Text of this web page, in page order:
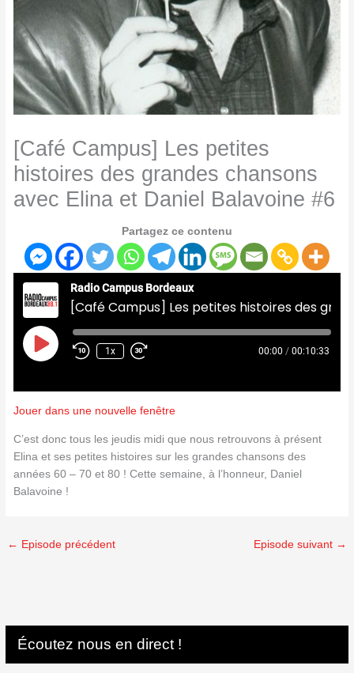
[Café Campus] Les petites
histoires des grandes chansons
avec Elina et Daniel Balavoine #6
Partagez ce contenu
Radio Campus Bordeaux
Play
Episode
1x 00:00 / 00:10:33
Jouer dans une nouvelle fenêtre
C’est donc tous les jeudis midi que nous retrouvons à présent
Elina et ses petites histoires sur les grandes chansons des
années 60 – 70 et 80 ! Cette semaine, à l’honneur, Daniel
Balavoine !
← Episode précédent Episode suivant →
Écoutez nous en direct !